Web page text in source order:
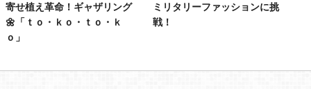
寄せ植え革命！ギャザリング
🌼「ｔｏ・ｋｏ・ｔｏ・ｋ
ｏ」
ミリタリーファッションに挑
戦！